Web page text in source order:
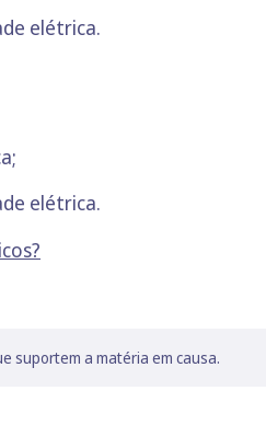
elétrica.
elétrica.
suportem a matéria em causa.